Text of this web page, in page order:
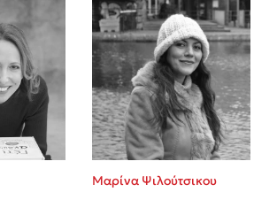
Το λεξικό της ζωής σου
Κώστας Κρομμύδας
Το λιμάνι μου είσαι εσύ
Μαρίνα Ψιλούτσικου